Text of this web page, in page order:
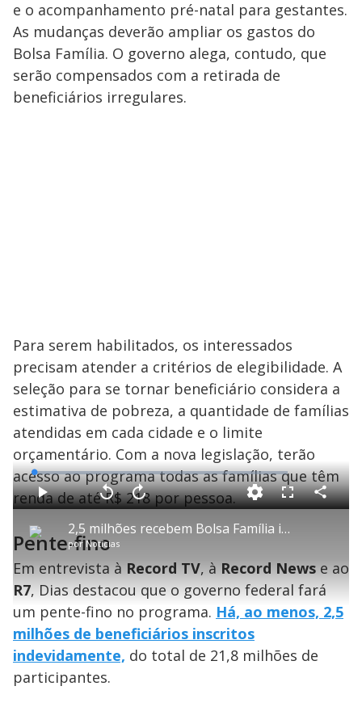
e o acompanhamento pré-natal para gestantes.
As mudanças deverão ampliar os gastos do
Bolsa Família. O governo alega, contudo, que
serão compensados com a retirada de
beneficiários irregulares.
Para serem habilitados, os interessados
precisam atender a critérios de elegibilidade. A
seleção para se tornar beneficiário considera a
estimativa de pobreza, a quantidade de famílias
atendidas em cada cidade e o limite
orçamentário. Com a nova legislação, terão
acesso ao programa todas as famílias que têm
renda de até R$ 218 por pessoa.
P
l
a
y
2,5 milhões recebem Bolsa Família indevidamente, diz Wellington Dias
porNotícias
P V
l
t
a
r
1
s
g
u
d
o
A
n
1
0
o
s
L
o
a
d
e
:
0
.
%
F
l
e
C
o
l
h
a
r
Pente-fino
Em entrevista à Record TV, à Record News e ao
R7, Dias destacou que o governo federal fará
um pente-fino no programa. Há, ao menos, 2,5
milhões de beneficiários inscritos
indevidamente, do total de 21,8 milhões de
participantes.